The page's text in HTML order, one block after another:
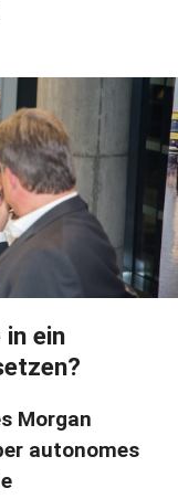
in ein
Morgan
autonomes